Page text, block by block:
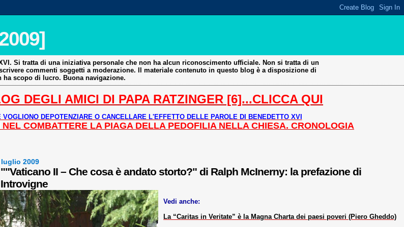
Si tratta di una iniziativa personale che non ha alcun riconoscimento ufficiale. Non si tratta di un
commenti soggetti a moderazione. Il materiale contenuto in questo blog è a disposizione di
scopo di lucro. Buona navigazione.
DEGLI AMICI DI PAPA RATZINGER [6]...CLICCA QUI
DEPOTENZIARE O CANCELLARE L'EFFETTO DELLE PAROLE DI BENEDETTO XVI
COMBATTERE LA PIAGA DELLA PEDOFILIA NELLA CHIESA. CRONOLOGIA
2009
II – Che cosa è andato storto?" di Ralph McInerny: la prefazione di
Vedi anche:
La “Caritas in Veritate” è la Magna Charta dei paesi poveri (Piero Gheddo)